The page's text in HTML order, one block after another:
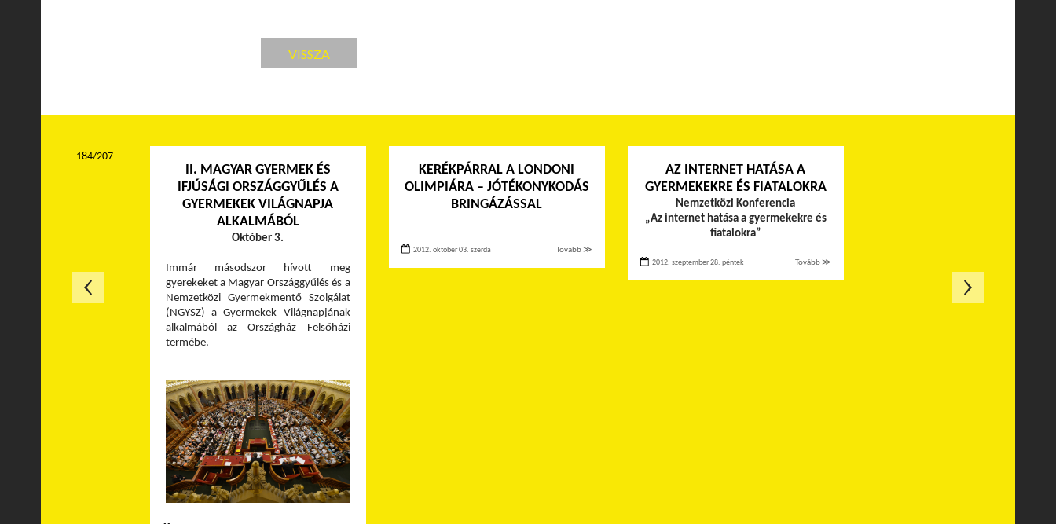
VISSZA
II. MAGYAR GYERMEK ÉS
IFJÚSÁGI ORSZÁGGYŰLÉS A
GYERMEKEK VILÁGNAPJA
ALKALMÁBÓL
Október 3.
Immár másodszor hívott meg
gyerekeket a Magyar Országgyűlés és a
Nemzetközi Gyermekmentő Szolgálat
(NGYSZ) a Gyermekek Világnapjának
alkalmából az Országház Felsőházi
termébe.
KERÉKPÁRRAL A LONDONI
OLIMPIÁRA – JÓTÉKONYKODÁS
BRINGÁZÁSSAL
2012. október 03. szerda Tovább ≫
AZ INTERNET HATÁSA A
GYERMEKEKRE ÉS FIATALOKRA
Nemzetközi Konferencia
„Az internet hatása a gyermekekre és
fiatalokra”
2012. szeptember 28. péntek Tovább ≫
184/207